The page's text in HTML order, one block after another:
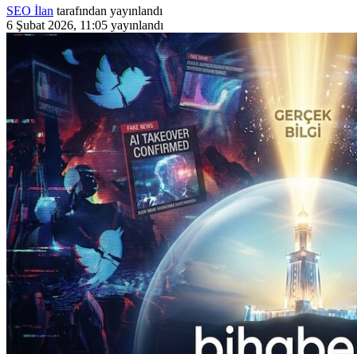
SEO İlan tarafından yayınlandı
6 Şubat 2026, 11:05 yayınlandı